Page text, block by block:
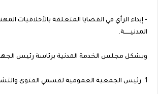
- إبداء الرأي في القضايا المتعلقة بالأخلاقيات
المدنيــــــة.
ويشكل مجلس الخدمة المدنية برئاسة رئيس
1. رئيس الجمعية العمومية لقسمي الفتوى والتشريع بمجلس الدولة.